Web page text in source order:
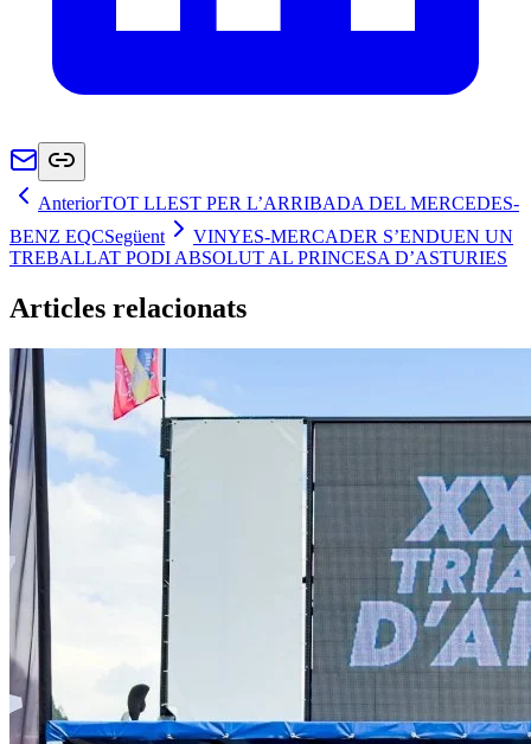
AnteriorTOT LLEST PER L’ARRIBADA DEL MERCEDES-
BENZ EQCSegüent
VINYES-MERCADER S’ENDUEN UN
TREBALLAT PODI ABSOLUT AL PRINCESA D’ASTURIES
Articles relacionats